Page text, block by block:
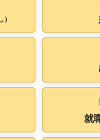
就